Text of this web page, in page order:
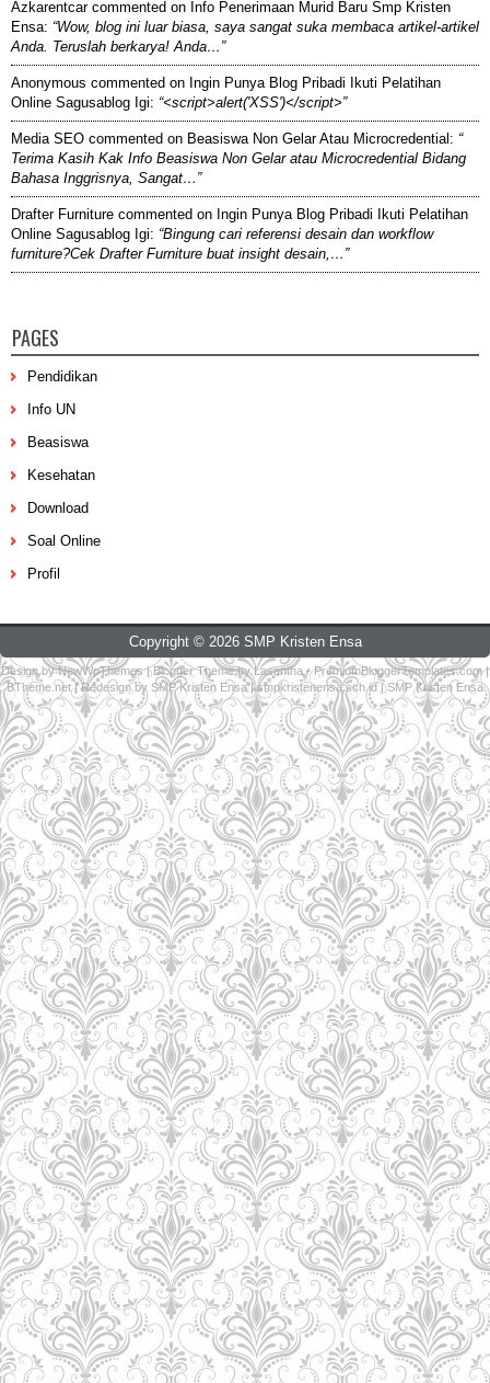
Azkarentcarcommented on Info Penerimaan Murid Baru Smp Kristen
Ensa: “Wow, blog ini luar biasa, saya sangat suka membaca artikel-artikel
Anda. Teruslah berkarya! Anda…”
Anonymous commented on Ingin Punya Blog Pribadi Ikuti Pelatihan
Online Sagusablog Igi: “<script>alert('XSS')</script>”
Media SEO commented on Beasiswa Non Gelar Atau Microcredential : “
Terima Kasih Kak Info Beasiswa Non Gelar atau Microcredential Bidang
Bahasa Inggrisnya, Sangat…”
Drafter Furniture commented on Ingin Punya Blog Pribadi Ikuti Pelatihan
Online Sagusablog Igi: “Bingung cari referensi desain dan workflow
furniture?Cek Drafter Furniture buat insight desain,…”
PAGES
Pendidikan
Info UN
Beasiswa
Kesehatan
Download
Soal Online
Profil
Copyright © 2026 SMP Kristen Ensa
Design byNewWpThemes| Blogger Theme byLasantha-PremiumBloggerTemplates.com|
BTheme.net| Redesign by SMP Kristen Ensa|smpkristenensa.sch.id |SMP Kristen Ensa